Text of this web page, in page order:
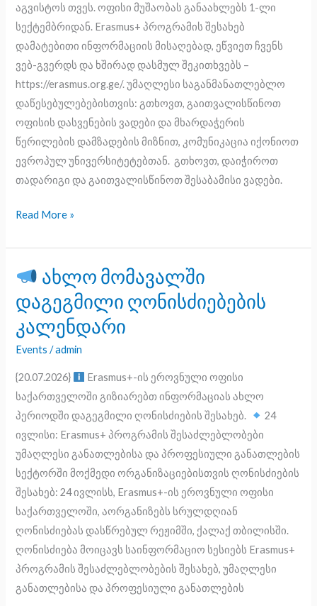
აგვისტოს თვეს. ოფისი მუშაობას განაახლებს 1-ლი
სექტემბრიდან. Erasmus+ პროგრამის შესახებ
დამატებითი ინფორმაციის მისაღებად, ეწვიეთ ჩვენს
ვებ-გვერდს და ხშირად დასმულ შეკითხვებს –
https://erasmus.org.ge/. უმაღლესი საგანმანათლებლო
დაწესებულებებისთვის: გთხოვთ, გაითვალისწინოთ
ოფისის დასვენების ვადები და მხარდაჭერის
წერილების დამზადების მიზნით, კომუნიკაცია იქონიოთ
ევროპულ უნივერსიტეტებთან. გთხოვთ, დაიჭიროთ
თადარიგი და გაითვალისწინოთ შესაბამისი ვადები.
31
აგვისტო
Read More »
ახლო მომავალში
დაგეგმილი ღონისძიებების
კალენდარი
Events /admin
{20.07.2026}
Erasmus+-ის ეროვნული ოფისი
საქართველოში გიზიარებთ ინფორმაციას ახლო
პერიოდში დაგეგმილი ღონისძიების შესახებ.
24
ივლისი: Erasmus+ პროგრამის შესაძლებლობები
უმაღლესი განათლებისა და პროფესიული განათლების
სექტორში მოქმედი ორგანიზაციებისთვის ღონისძიების
შესახებ: 24 ივლისს, Erasmus+-ის ეროვნული ოფისი
საქართველოში, აორგანიზებს სრულდღიან
ღონისძიებას დასწრებულ რეჟიმში, ქალაქ თბილისში.
ღონისძიება მოიცავს საინფორმაციო სესიებს Erasmus+
პროგრამის შესაძლებლობების შესახებ, უმაღლესი
განათლებისა და პროფესიული განათლების
მომავალში
დაგეგმილი
ღონისძიებების